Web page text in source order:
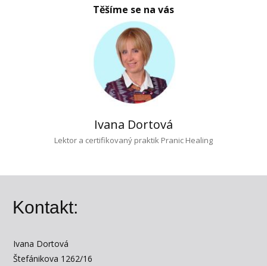
Těšíme se na vás
Ivana Dortová
Lektor a certifikovaný praktik Pranic Healing
Kontakt:
Ivana Dortová
Štefánikova 1262/16